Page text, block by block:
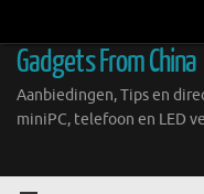
inhoud
Gadgets From China
Aanbiedingen, Tips en
miniPC, telefoon en LED